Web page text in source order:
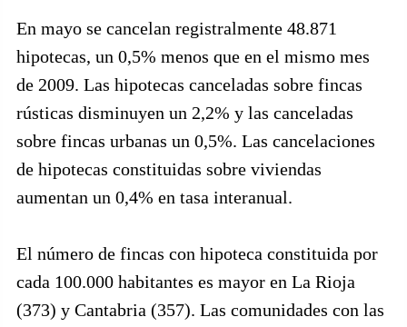
En mayo se cancelan registralmente 48.871
hipotecas, un 0,5% menos que en el mismo mes
de 2009. Las hipotecas canceladas sobre fincas
rústicas disminuyen un 2,2% y las canceladas
sobre fincas urbanas un 0,5%. Las cancelaciones
de hipotecas constituidas sobre viviendas
aumentan un 0,4% en tasa interanual.
El número de fincas con hipoteca constituida por
cada 100.000 habitantes es mayor en La Rioja
(373) y Cantabria (357). Las comunidades con las